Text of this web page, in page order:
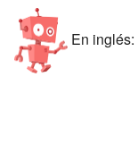
En inglés: